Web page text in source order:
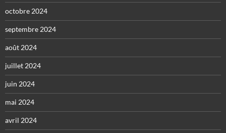
octobre 2024
septembre 2024
août 2024
juillet 2024
juin 2024
mai 2024
avril 2024